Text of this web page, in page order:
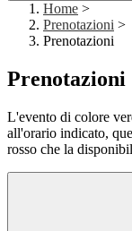
Home >
Prenotazioni >
Prenotazioni
Prenotazioni
L'evento di colore
all'orario indicato,
rosso che la